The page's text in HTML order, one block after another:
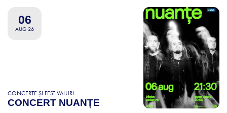
06
AUG 26
CONCERTE ȘI FESTIVALURI
CONCERT NUANȚE